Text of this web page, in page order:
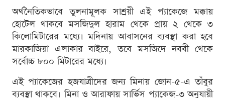
অর্থনৈতিকভাবে তুলনামূলক সাশ্রয়ী এই প্যাকেজে মক্কায়
হোটেল থাকবে মসজিদুল হারাম থেকে প্রায় ২ থেকে ৩
কিলোমিটারের মধ্যে। মদিনায় আবাসনের ব্যবস্থা করা হবে
মারকাজিয়া এলাকার বাইরে, তবে মসজিদে নববী থেকে
সর্বোচ্চ ৮০০ মিটারের মধ্যে।
এই প্যাকেজের হজযাত্রীদের জন্য মিনায় জোন-৫-এ তাঁবুর
ব্যবস্থা থাকবে। মিনা ও আরাফায় সার্ভিস প্যাকেজ-৩ অনুযায়ী